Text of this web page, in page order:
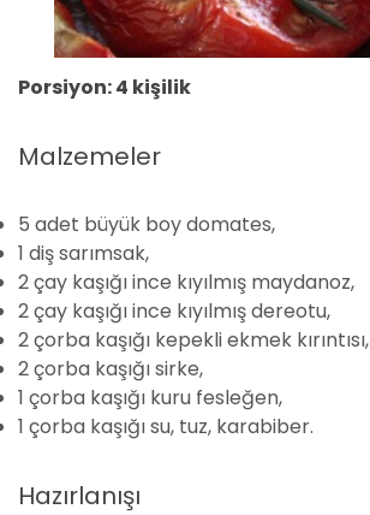
Porsiyon: 4 kişilik
Malzemeler
5 adet büyük boy domates,
1 diş sarımsak,
2 çay kaşığı ince kıyılmış maydanoz,
2 çay kaşığı ince kıyılmış dereotu,
2 çorba kaşığı kepekli ekmek kırıntısı,
2 çorba kaşığı sirke,
1 çorba kaşığı kuru fesleğen,
1 çorba kaşığı su, tuz, karabiber.
Hazırlanışı